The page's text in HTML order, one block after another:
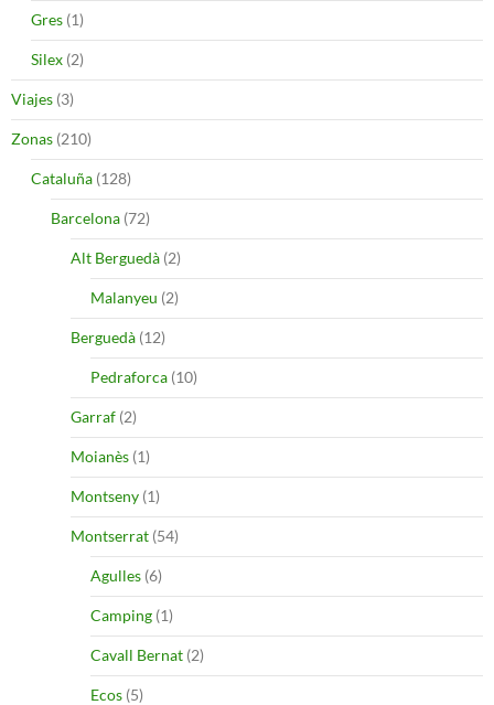
Gres (1)
Silex (2)
Viajes (3)
Zonas (210)
Cataluña (128)
Barcelona (72)
Alt Berguedà (2)
Malanyeu (2)
Berguedà (12)
Pedraforca (10)
Garraf (2)
Moianès (1)
Montseny (1)
Montserrat (54)
Agulles (6)
Camping (1)
Cavall Bernat (2)
Ecos (5)